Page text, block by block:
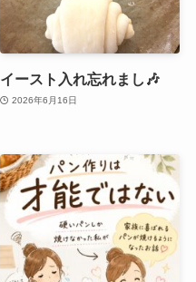
イースト入れ忘れまし🎶
2026年6月16日